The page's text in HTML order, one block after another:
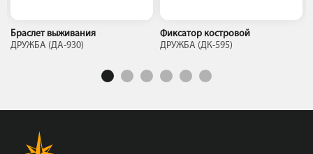
Браслет выживания
ДРУЖБА (ДА-930)
Фиксатор костровой
ДРУЖБА (ДК-595)